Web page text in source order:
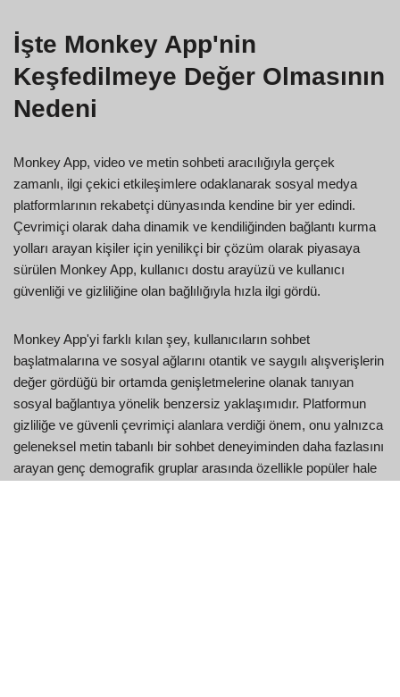
İşte Monkey App'nin
Keşfedilmeye Değer Olmasının
Nedeni
Monkey App, video ve metin sohbeti aracılığıyla gerçek
zamanlı, ilgi çekici etkileşimlere odaklanarak sosyal medya
platformlarının rekabetçi dünyasında kendine bir yer edindi.
Çevrimiçi olarak daha dinamik ve kendiliğinden bağlantı kurma
yolları arayan kişiler için yenilikçi bir çözüm olarak piyasaya
sürülen Monkey App, kullanıcı dostu arayüzü ve kullanıcı
güvenliği ve gizliliğine olan bağlılığıyla hızla ilgi gördü.
Monkey App'yi farklı kılan şey, kullanıcıların sohbet
başlatmalarına ve sosyal ağlarını otantik ve saygılı alışverişlerin
değer gördüğü bir ortamda genişletmelerine olanak tanıyan
sosyal bağlantıya yönelik benzersiz yaklaşımıdır. Platformun
gizliliğe ve güvenli çevrimiçi alanlara verdiği önem, onu yalnızca
geleneksel metin tabanlı bir sohbet deneyiminden daha fazlasını
arayan genç demografik gruplar arasında özellikle popüler hale